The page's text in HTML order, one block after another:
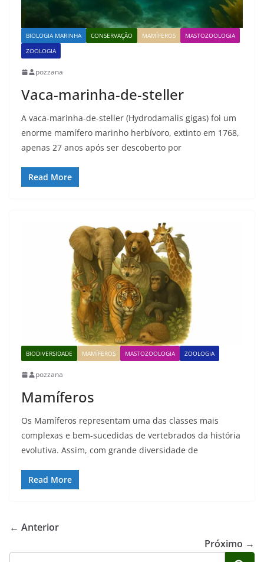
BIOLOGIA MARINHA CONSERVAÇÃO MAMÍFEROS
MASTOZOOLOGIA
ZOOLOGIA
pozzana
Vaca-marinha-de-steller
A vaca-marinha-de-steller (Hydrodamalis gigas) foi um
enorme mamífero marinho herbívoro, extinto em 1768,
apenas 27 anos após ser descoberto por
Read More
BIODIVERSIDADE MAMÍFEROS MASTOZOOLOGIA ZOOLOGIA
pozzana
Mamíferos
Os Mamíferos representam uma das classes mais
complexas e bem-sucedidas de vertebrados da história
evolutiva. Assim, com grande diversidade de
Read More
← Anterior
Próximo →